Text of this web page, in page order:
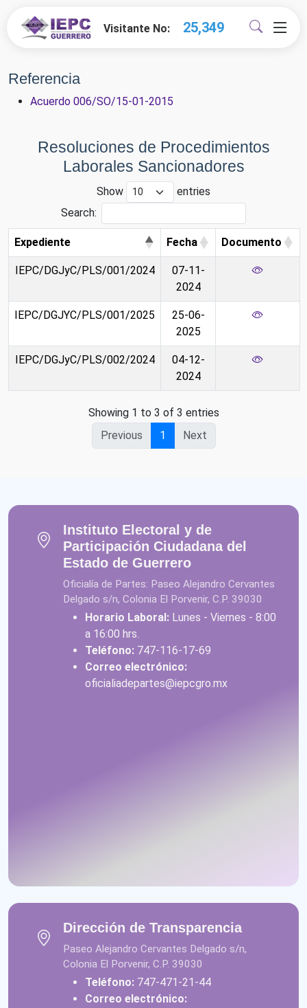
Visitante No: 26,556
EstradosElectrónicos
Referencia
Acuerdo 006/SO/15-01-2015
Resoluciones de Procedimientos
Laborales Sancionadores
Show
entries
Search:
Expediente Fecha Documento
IEPC/DGJyC/PLS/001/2024
07-11-
2024
IEPC/DGJYC/PLS/001/2025
25-06-
2025
IEPC/DGJyC/PLS/002/2024
04-12-
2024
Showing 1 to 3 of 3 entries
Previous
1 Next
Instituto Electoral y de
Participación Ciudadana del
Estado de Guerrero
Oficialía de Partes: Paseo Alejandro Cervantes
Delgado s/n, Colonia El Porvenir, C.P. 39030
Horario Laboral: Lunes - Viernes - 8:00
a 16:00 hrs.
Teléfono: 747-116-17-69
Correo electrónico:
oficialiadepartes@iepcgro.mx
Dirección de Transparencia
Paseo Alejandro Cervantes Delgado s/n,
Colonia El Porvenir, C.P. 39030
Teléfono: 747-471-21-44
Correo electrónico: